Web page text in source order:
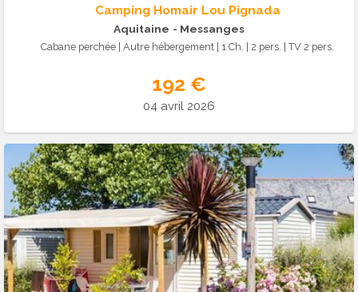
Camping Homair Lou Pignada
Aquitaine - Messanges
Cabane perchée | Autre hébergement | 1 Ch. | 2 pers. | TV 2 pers.
192 €
04 avril 2026